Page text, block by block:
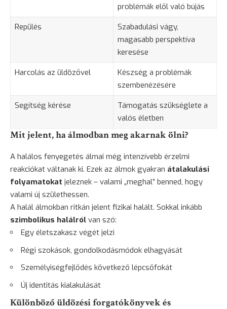
problémák elől való bújás
Repülés
Szabadulási vágy,
magasabb perspektíva
keresése
Harcolás az üldözővel
Készség a problémák
szembenézésére
Segítség kérése
Támogatás szükséglete a
valós életben
Mit jelent, ha álmodban meg akarnak ölni?
A halálos fenyegetés álmai még intenzívebb érzelmi
reakciókat váltanak ki. Ezek az álmok gyakran átalakulási
folyamatokat jeleznek – valami „meghal” benned, hogy
valami új születhessen.
A halál álmokban ritkán jelent fizikai halált. Sokkal inkább
szimbolikus halálról van szó:
Egy életszakasz végét jelzi
Régi szokások, gondolkodásmódok elhagyását
Személyiségfejlődés következő lépcsőfokát
Új identitás kialakulását
Különböző üldözési forgatókönyvek és